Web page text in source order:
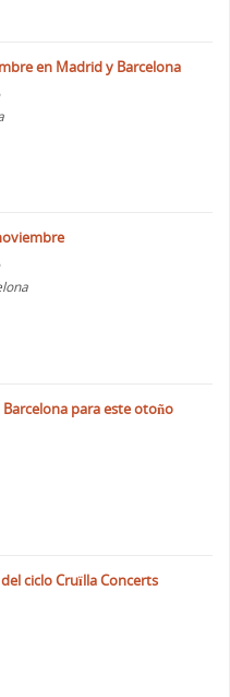
en Madrid y Barcelona
para este otoño
ciclo Cruïlla Concerts